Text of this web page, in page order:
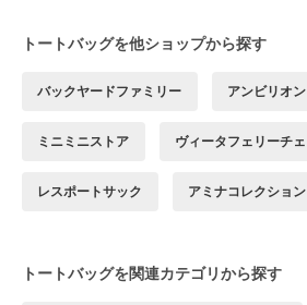
トートバッグを他ショップから探す
バックヤードファミリー アンビリオン
ミニミニストア ヴィータフェリーチェ
レスポートサック アミナコレクション
トートバッグを関連カテゴリから探す